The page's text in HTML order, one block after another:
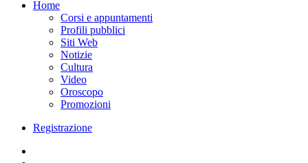
Home
Corsi e appuntamenti
Profili pubblici
Siti Web
Notizie
Cultura
Video
Oroscopo
Promozioni
Registrazione